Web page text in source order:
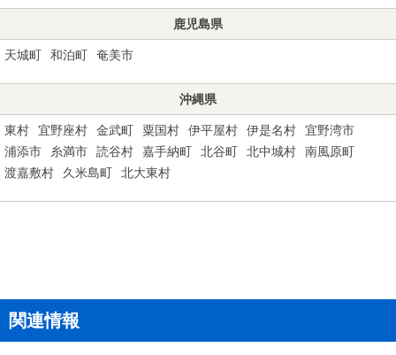
鹿児島県
天城町 和泊町 奄美市
沖縄県
東村 宜野座村 金武町 粟国村 伊平屋村 伊是名村
宜野湾市
浦添市
糸満市 読谷村 嘉手納町 北谷町 北中城村
南風原町
渡嘉敷村
久米島町 北大東村
関連情報